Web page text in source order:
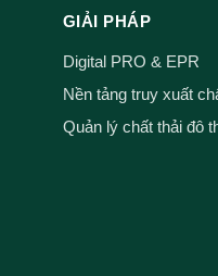
GIẢI PHÁP
Digital PRO & EPR
Nền tảng truy xuất
Quản lý chất thải đô